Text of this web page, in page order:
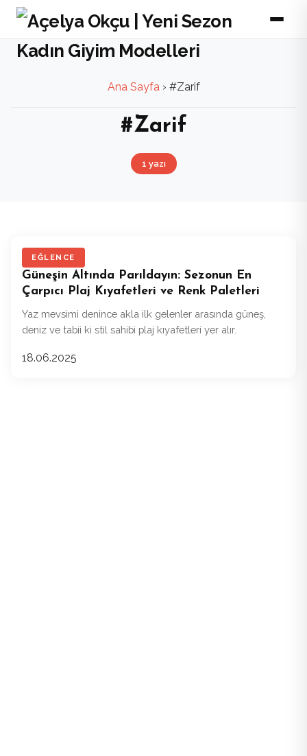
Ana Sayfa › #Zarif
#Zarif
1 yazı
EĞLENCE
Güneşin Altında Parıldayın: Sezonun En
Çarpıcı Plaj Kıyafetleri ve Renk Paletleri
Yaz mevsimi denince akla ilk gelenler arasında güneş,
deniz ve tabii ki stil sahibi plaj kıyafetleri yer alır.
18.06.2025